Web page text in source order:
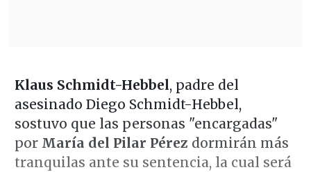
Klaus Schmidt-Hebbel, padre del
asesinado Diego Schmidt-Hebbel,
sostuvo que las personas "encargadas"
por María del Pilar Pérez dormirán más
tranquilas ante su sentencia, la cual será